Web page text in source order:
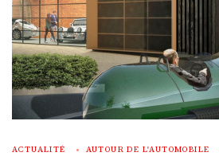
ACTUALITÉ AUTOUR DE L'AUTOMOBILE